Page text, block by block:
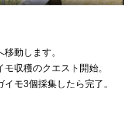
動します。
収穫のクエスト開始。
モ3個採集したら完了。